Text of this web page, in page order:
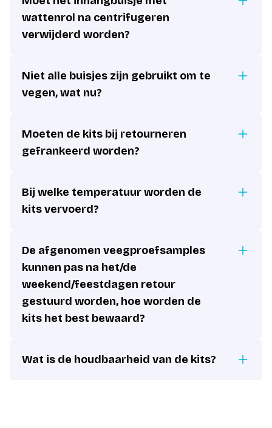
wattenrol na centrifugeren
verwijderd worden?
Niet alle buisjes zijn gebruikt om te
vegen, wat nu?
Moeten de kits bij retourneren
gefrankeerd worden?
Bij welke temperatuur worden de
kits vervoerd?
De afgenomen veegproefsamples
kunnen pas na het/de
weekend/feestdagen retour
gestuurd worden, hoe worden de
kits het best bewaard?
Wat is de houdbaarheid van de kits?